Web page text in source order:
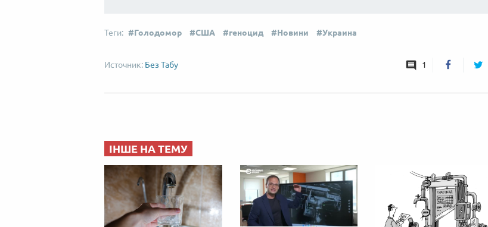
Голодомор США геноцид Новини Украина
Без Табу 1
ІНШЕ НА ТЕМУ